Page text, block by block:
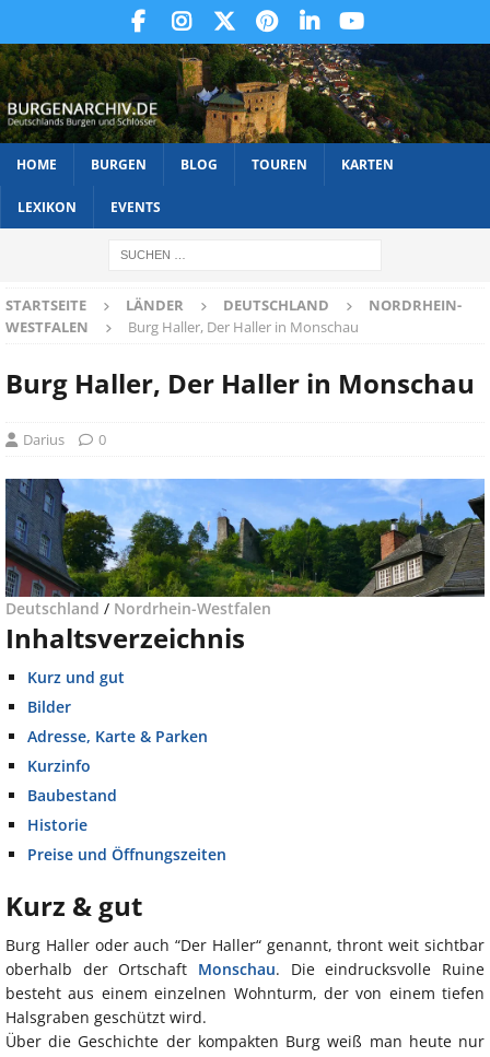
HOME BURGEN BLOG TOUREN KARTEN
LEXIKON EVENTS
STARTSEITE LÄNDER DEUTSCHLAND
NORDRHEIN-
WESTFALEN
Burg Haller, Der Haller in Monschau
Burg Haller, Der Haller in Monschau
Darius 0
Deutschland / Nordrhein-Westfalen
Inhaltsverzeichnis
Kurz und gut
Bilder
Adresse, Karte & Parken
Kurzinfo
Baubestand
Historie
Preise und Öffnungszeiten
Kurz & gut
Burg Haller oder auch “Der Haller“ genannt, thront weit sichtbar
oberhalb der Ortschaft Monschau. Die eindrucksvolle Ruine
besteht aus einem einzelnen Wohnturm, der von einem tiefen
Halsgraben geschützt wird.
Über die Geschichte der kompakten Burg weiß man heute nur